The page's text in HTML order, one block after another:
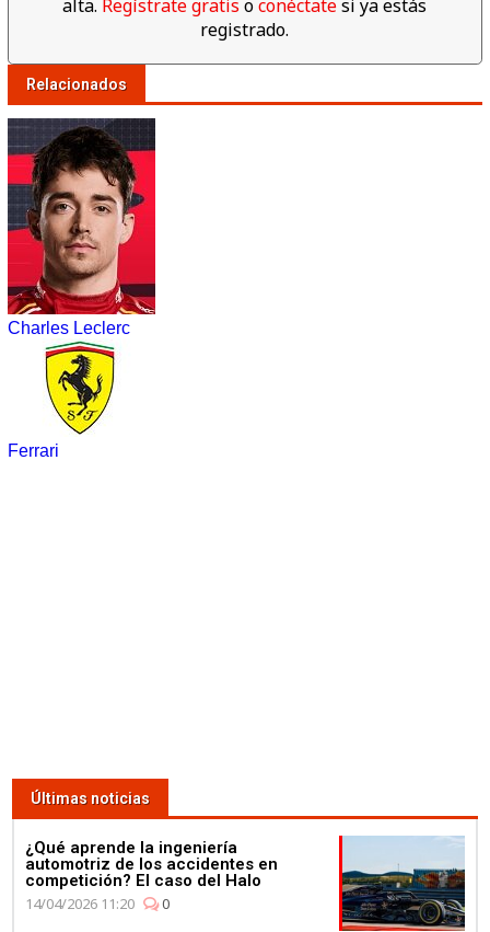
alta. Regístrate gratis oconéctatesi ya estás
registrado.
Relacionados
Charles Leclerc
Ferrari
Últimas noticias
¿Qué aprende la ingeniería
automotriz de los accidentes en
competición? El caso del Halo
14/04/2026 11:20
0